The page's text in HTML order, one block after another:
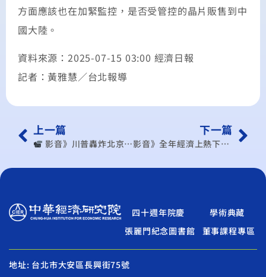
方面應該也在加緊監控，是否受管控的晶片販售到中
國大陸。
資料來源：2025-07-15 03:00 經濟日報
記者：黃雅慧／台北報導
上一篇
︎ 影音》川普轟炸北京戰略想定 先派越戰B-52H轟炸機 專家：只能到沿岸【#寰宇全視界】20250713-P1
下一篇
影音》全年經濟上熱下冷! 上半年成長5.17% 下半年恐掉至1.08% 今年經濟成長保3? 中經院:取決於關稅
四十週年院慶
學術典藏
張麗門紀念圖書館
董事課程專區
地址: 台北市大安區長興街75號